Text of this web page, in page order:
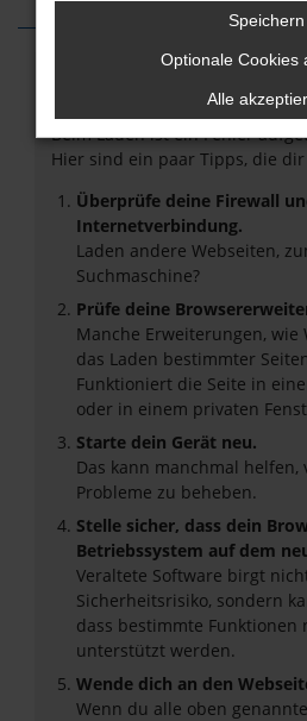
Fehler: Network
Beim Laden ist ein Fehler
Hier sind ein paar Tipps, die
Überprüfe deine Firewall
Internetverbindung.
Laden andere Webseiten,
Suchmaschine?
Prüfe deine
Manche Erweiterungen, wie
das Laden bestimmter
Funktioniert die Seite in
oder in einem privaten
Starte dein Gerät neu.
Das kann manchmal helfen,
Probleme zu beheben.
Stelle sicher, dass dein
Betriebssystem auf dem
Veraltete Software birgt
Sicherheitsrisiko, sondern
dass bestimmte Funktionen
unterstützt werden.
Wende dich an den
Wenn du alle oben
Speichern
Optionale Cookies
Alle